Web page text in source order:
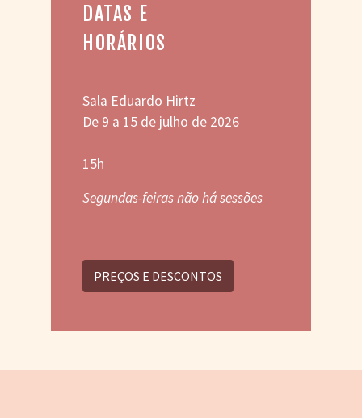
DATAS E
HORÁRIOS
Sala Eduardo Hirtz
De 9 a 15 de julho de 2026
15h
Segundas-feiras não há sessões
PREÇOS E DESCONTOS